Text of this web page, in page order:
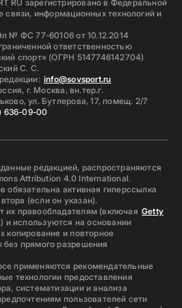
RU зарегистрировано в Федеральной
связи, информационных технологий и
№ ФС 77-60106 от 10.12.2014
ответственностью
спорт» (ОГРН 5147746142704)
С. С.
info@sovsport.ru
г. Москва, вн.тер.г.
ул. Бутлерова, 17, помещ. 2/7
636-09-00
редакцией, распространяются
Attribution 4.0 International.
обязательна активная гиперссылка
(если он указан).
их правообладателям (включая Getty
и используются на основании
копирование и повторное
прямого разрешения
применяются рекомендательные
технологии предоставления
систематизации и анализа
пользователей сети